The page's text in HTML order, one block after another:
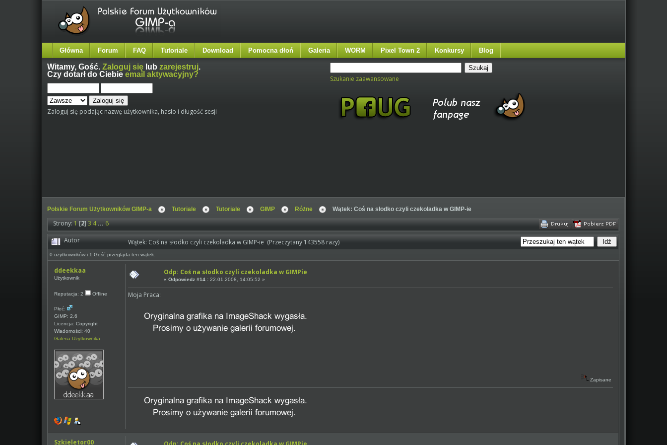
Główna Forum FAQ Tutoriale Download Pomocna dłoń Galeria WORM Pixel Town 2 Konkursy Blog
Witamy,Gość.Zaloguj się lubzarejestruj.
Czy dotarł do Ciebieemail aktywacyjny?
Zaloguj się podając nazwę użytkownika, hasło i długość sesji
Szukanie zaawansowane
Polskie Forum Użytkowników GIMP-a Tutoriale Tutoriale GIMP Różne Wątek: Coś na słodko czyli czekoladka w GIMP-ie
Strony:1[2]34...6
Autor
Wątek: Coś na słodko czyli czekoladka w GIMP-ie (Przeczytany 143558 razy)
0 użytkowników i 1 Gość przegląda ten wątek.
ddeekkaa
Użytkownik
Reputacja: 2 Offline
Płeć:
GIMP: 2.6
Licencja: Copyright
Wiadomości: 40
Galeria Użytkownika
Odp: Coś na słodko czyli czekoladka w GIMPie
« Odpowiedz #14 :22.01.2008, 14:05:52 »
Moja Praca:
Zapisane
Szkieletor00